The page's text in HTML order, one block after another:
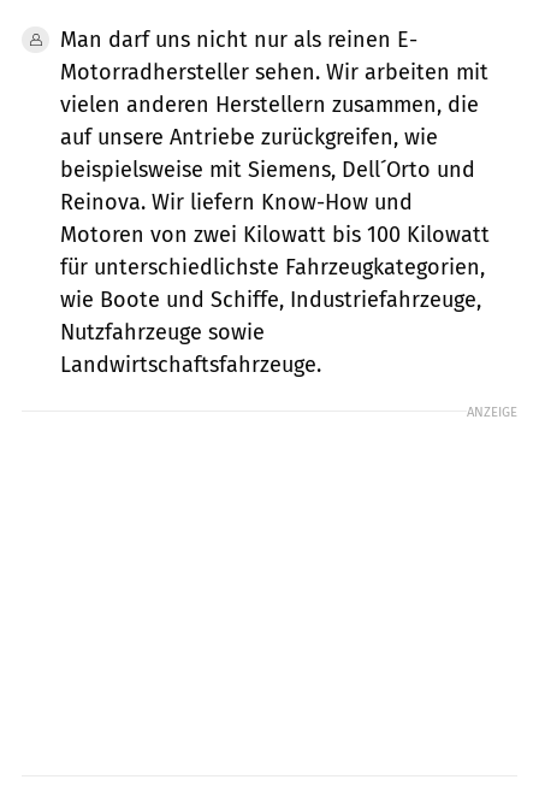
Man darf uns nicht nur als reinen E-
Motorradhersteller sehen. Wir arbeiten mit
vielen anderen Herstellern zusammen, die
auf unsere Antriebe zurückgreifen, wie
beispielsweise mit Siemens, Dell´Orto und
Reinova. Wir liefern Know-How und
Motoren von zwei Kilowatt bis 100 Kilowatt
für unterschiedlichste Fahrzeugkategorien,
wie Boote und Schiffe, Industriefahrzeuge,
Nutzfahrzeuge sowie
Landwirtschaftsfahrzeuge.
ANZEIGE